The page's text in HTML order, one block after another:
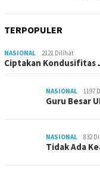
TERPOPULER
NASIONAL 2121 Dilihat
Ciptakan Kondusifitas
NASIONAL 1197
Guru Besar
NASIONAL 832
Tidak Ada